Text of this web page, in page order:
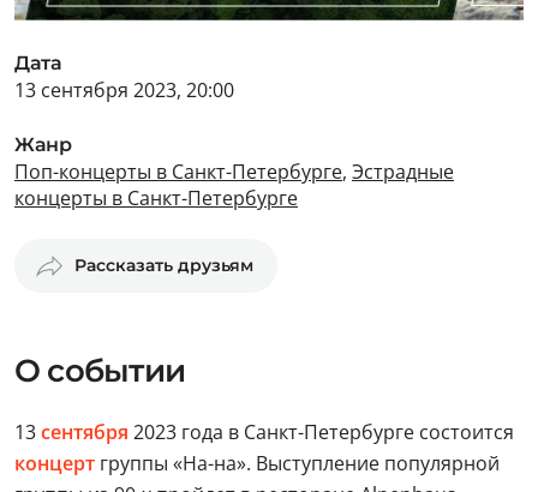
Дата
13 сентября 2023, 20:00
Жанр
Поп-концерты в Санкт-Петербурге, Эстрадные
концерты в Санкт-Петербурге
Рассказать друзьям
О событии
13сентября 2023 года в Санкт-Петербурге состоится
концерт группы «На-на». Выступление популярной